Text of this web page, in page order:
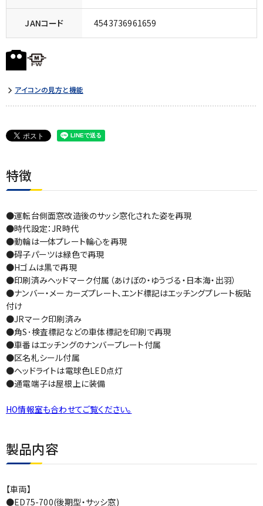
JANコード 4543736961659
アイコンの見方と機能
特徴
●運転台側面窓改造後のサッシ窓化された姿を再現
●時代設定：JR時代
●動輪は一体プレート輪心を再現
●碍子パーツは緑色で再現
●Hゴムは黒で再現
●印刷済みヘッドマーク付属（あけぼの・ゆうづる・日本海・出羽）
●ナンバー・メーカーズプレート、エンド標記はエッチングプレート板貼
付け
●JRマーク印刷済み
●角S･検査標記などの車体標記を印刷で再現
●車番はエッチングのナンバープレート付属
●区名札シール付属
●ヘッドライトは電球色LED点灯
●通電端子は屋根上に装備
HO情報室も合わせてご覧ください。
製品内容
【車両】
●ED75-700(後期型・サッシ窓)